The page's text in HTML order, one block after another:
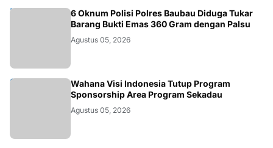
6 Oknum Polisi Polres Baubau Diduga Tukar
Barang Bukti Emas 360 Gram dengan Palsu
Agustus 05, 2026
Wahana Visi Indonesia Tutup Program
Sponsorship Area Program Sekadau
Agustus 05, 2026